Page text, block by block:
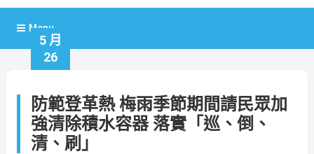
Menu
5 月
26
防範登革熱 梅雨季節期間請民眾加
強清除積水容器 落實「巡、倒、
清、刷」